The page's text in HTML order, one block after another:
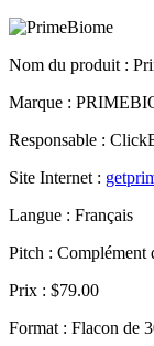
Nom du produit :
Marque :
Responsable :
Site Internet :
Langue : Français
Pitch : Complément
Prix : $79.00
Format : Flacon de
Livraison : de 5 à